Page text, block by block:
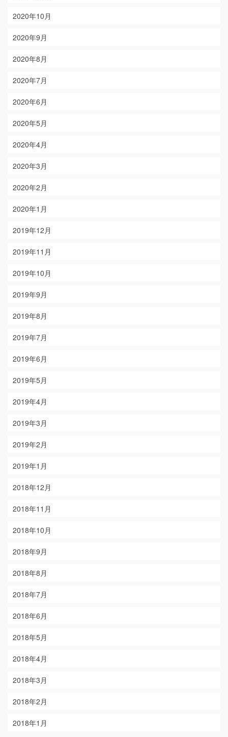
2020年10月
2020年9月
2020年8月
2020年7月
2020年6月
2020年5月
2020年4月
2020年3月
2020年2月
2020年1月
2019年12月
2019年11月
2019年10月
2019年9月
2019年8月
2019年7月
2019年6月
2019年5月
2019年4月
2019年3月
2019年2月
2019年1月
2018年12月
2018年11月
2018年10月
2018年9月
2018年8月
2018年7月
2018年6月
2018年5月
2018年4月
2018年3月
2018年2月
2018年1月